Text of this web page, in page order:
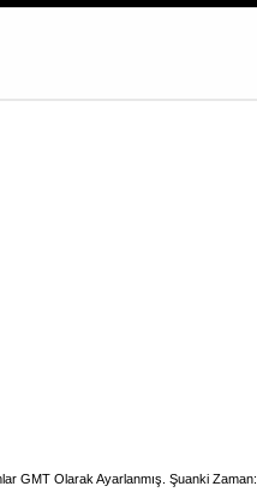
GMT Olarak Ayarlanmış. Şuanki Zaman: